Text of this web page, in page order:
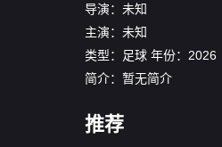
导演：未知
主演：未知
类型：
足球 年份： 2026
简介：暂无简介
推荐